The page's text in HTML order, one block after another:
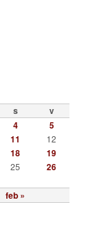
s v
feb »
4 5
11 12
18 19
25 26